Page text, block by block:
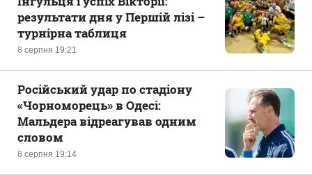
8 серпня 19:21
результати дня у Першій лізі –
турнірна таблиця
8 серпня 19:14
Російський удар по стадіону
«Чорноморець» в Одесі:
Мальдера відреагував одним
словом